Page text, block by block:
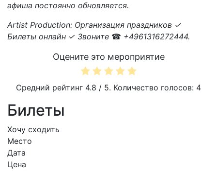
афиша постоянно обновляется.
Artist Production: Организация праздников ✓
Билеты онлайн ✓ Звоните ☎ +4961316272444.
Оцените это мероприятие
Средний рейтинг 4.8 / 5. Количество голосов: 4
Билеты
Хочу сходить
Место
Дата
Цена